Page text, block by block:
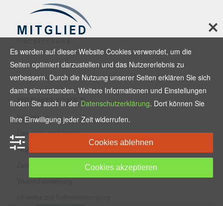
RECHTLICHES
Impressum
Datenschutzerklärung
Allgemeine Geschäftsbedingungen
Zahlungsmethoden und Versand
Es werden auf dieser Website Cookies verwendet, um die
Seiten optimiert darzustellen und das Nutzererlebnis zu
verbessern. Durch die Nutzung unserer Seiten erklären Sie sich
damit einverstanden. Weitere Informationen und Einstellungen
finden Sie auch in der Datenschutzerklärung. Dort können Sie
Ihre Einwilligung jeder Zeit widerrufen.
Cookies ablehnen
Cookies akzeptieren